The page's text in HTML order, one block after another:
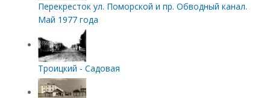
Перекресток ул. Поморской и пр. Обводный канал.
Май 1977 года
Троицкий - Садовая